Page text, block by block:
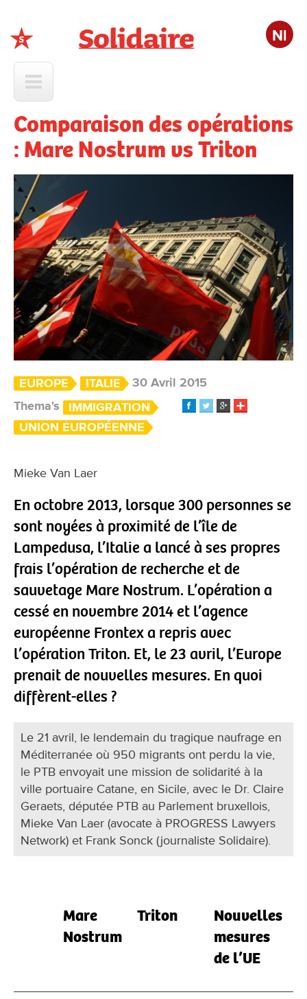
Nl
Comparaison des opérations
: Mare Nostrum vs Triton
EUROPE ITALIE
30 Avril 2015
Thema's
IMMIGRATION
UNION EUROPÉENNE
Mieke Van Laer
En octobre 2013, lorsque 300 personnes se
sont noyées à proximité de l’île de
Lampedusa, l’Italie a lancé à ses propres
frais l’opération de recherche et de
sauvetage Mare Nostrum. L’opération a
cessé en novembre 2014 et l’agence
européenne Frontex a repris avec
l’opération Triton. Et, le 23 avril, l’Europe
prenait de nouvelles mesures. En quoi
diffèrent-elles ?
Le 21 avril, le lendemain du tragique naufrage en
Méditerranée où 950 migrants ont perdu la vie,
le PTB envoyait une mission de solidarité à la
ville portuaire Catane, en Sicile, avec le Dr. Claire
Geraets, députée PTB au Parlement bruxellois,
Mieke Van Laer (avocate à PROGRESS Lawyers
Network) et Frank Sonck (journaliste Solidaire).
Mare
Nostrum
Triton
Nouvelles
mesures
de l’UE